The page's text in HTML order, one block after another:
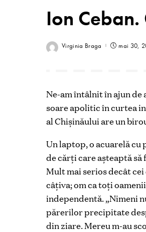
Ion
Virginia Braga mai 30,
Ne-am întâlnit în ajun de
soare apolitic în curtea
al Chișinăului are un
Un laptop, o acuarelă
de cărţi care aşteaptă
Mult mai serios decât
câţiva; om ca toţi
independentă. „Nimeni
părerilor precipitate
din ziare. Mereu m-au